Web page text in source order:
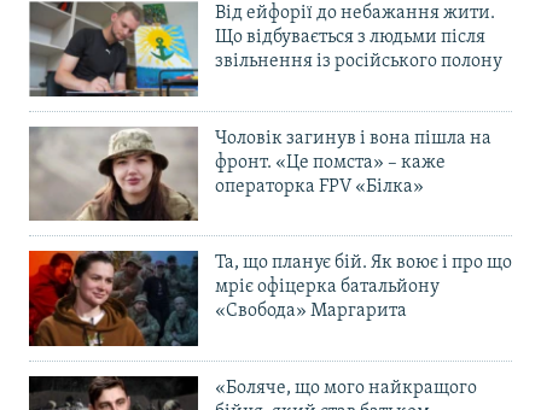
Від ейфорії до небажання жити.
Що відбувається з людьми після
звільнення із російського полону
Чоловік загинув і вона пішла на
фронт. «Це помста» – каже
операторка FPV «Білка»
Та, що планує бій. Як воює і про що
мріє офіцерка батальйону
«Свобода» Маргарита
«Боляче, що мого найкращого